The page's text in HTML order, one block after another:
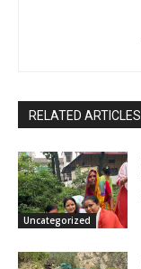
RELATED ARTICLES
Uncategorized